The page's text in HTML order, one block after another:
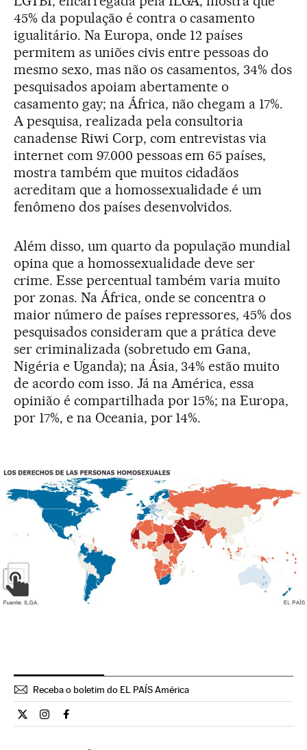
45% da população é contra o casamento
igualitário. Na Europa, onde 12 países
permitem as uniões civis entre pessoas do
mesmo sexo, mas não os casamentos, 34% dos
pesquisados apoiam abertamente o
casamento gay; na África, não chegam a 17%.
A pesquisa, realizada pela consultoria
canadense Riwi Corp, com entrevistas via
internet com 97.000 pessoas em 65 países,
mostra também que muitos cidadãos
acreditam que a homossexualidade é um
fenômeno dos países desenvolvidos.
Além disso, um quarto da população mundial
opina que a homossexualidade deve ser
crime. Esse percentual também varia muito
por zonas. Na África, onde se concentra o
maior número de países repressores, 45% dos
pesquisados consideram que a prática deve
ser criminalizada (sobretudo em Gana,
Nigéria e Uganda); na Ásia, 34% estão muito
de acordo com isso. Já na América, essa
opinião é compartilhada por 15%; na Europa,
por 17%, e na Oceania, por 14%.
Receba o boletim do EL PAÍS América
Internacional El País Brasil en Twitter
Internacional El País Brasil en Instagram
Internacional El País Brasil en Facebook